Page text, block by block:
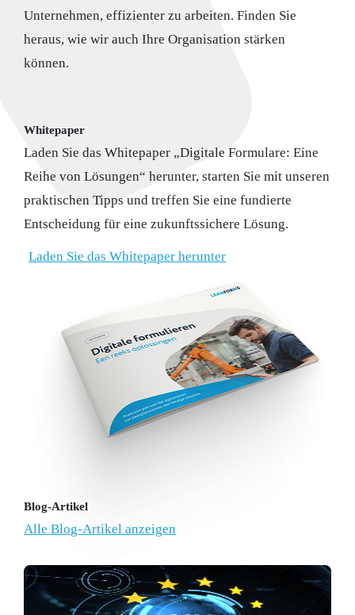
Unternehmen, effizienter zu arbeiten. Finden Sie
heraus, wie wir auch Ihre Organisation stärken
können.
Whitepaper
Laden Sie das Whitepaper „Digitale Formulare: Eine
Reihe von Lösungen“ herunter, starten Sie mit unseren
praktischen Tipps und treffen Sie eine fundierte
Entscheidung für eine zukunftssichere Lösung.
Laden Sie das Whitepaper herunter
Blog-Artikel
Alle Blog-Artikel anzeigen